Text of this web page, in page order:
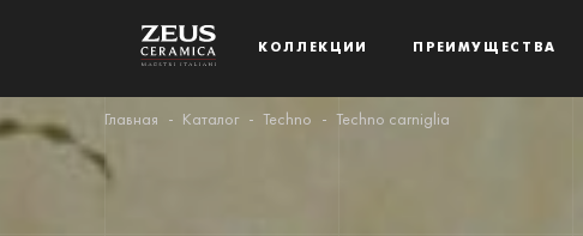
Главная Каталог Techno Techno carniglia
КОЛЛЕКЦИИ ПРЕИМУЩЕСТВА